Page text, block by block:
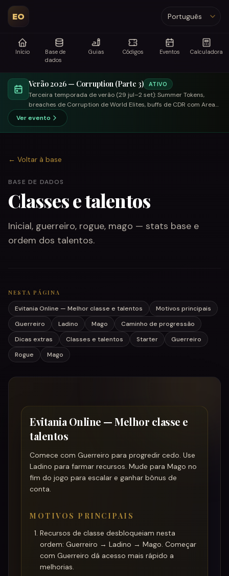
EO Idioma
Início
Base de
dados
Guias Códigos Eventos Calculadora
Verão 2026 — Corruption (Parte 3) ATIVO
Terceira temporada de verão (29 jul–2 set): Summer Tokens,
breaches de Corruption de World Elites, buffs de CDR com Area
Size e merchant focado em troca.
Ver evento
← Voltar à base
BASE DE DADOS
Classes e talentos
Inicial, guerreiro, rogue, mago — stats base e
ordem dos talentos.
NESTA PÁGINA
Evitania Online — Melhor classe e talentos
Motivos principais
Guerreiro
Ladino Mago
Caminho de progressão
Dicas extras
Classes e talentos Starter
Guerreiro
Rogue
Mago
Evitania Online — Melhor classe e
talentos
Comece com Guerreiro para progredir cedo. Use
Ladino para farmar recursos. Mude para Mago no
fim do jogo para escalar e ganhar bônus de
conta.
MOTIVOS PRINCIPAIS
Recursos de classe desbloqueiam nesta
ordem: Guerreiro → Ladino → Mago. Começar
com Guerreiro dá acesso mais rápido a
melhorias.